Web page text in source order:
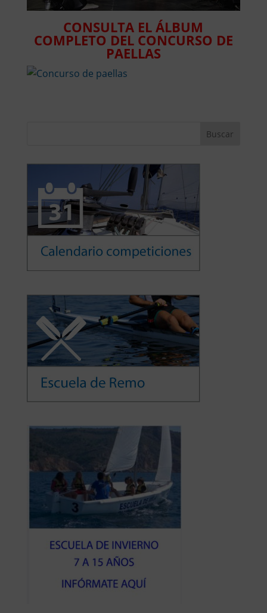
CONSULTA EL ÁLBUM
COMPLETO DEL CONCURSO DE
PAELLAS